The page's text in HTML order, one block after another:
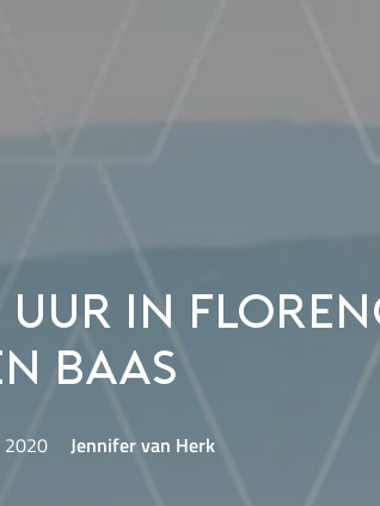
uur in
baas
2020 Jennifer van Herk